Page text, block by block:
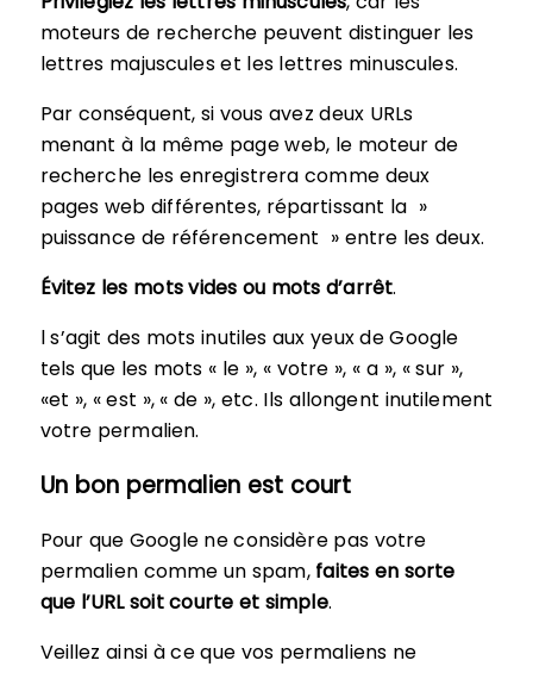
moteurs de recherche peuvent distinguer les
lettres majuscules et les lettres minuscules.
Par conséquent, si vous avez deux URLs
menant à la même page web, le moteur de
recherche les enregistrera comme deux
pages web différentes, répartissant la »
puissance de référencement » entre les deux.
Évitez les mots vides ou mots d’arrêt.
l s’agit des mots inutiles aux yeux de Google
tels que les mots « le », « votre », « a », « sur »,
«et », « est », « de », etc. Ils allongent inutilement
votre permalien.
Un bon permalien est court
Pour que Google ne considère pas votre
permalien comme un spam, faites en sorte
que l’URL soit courte et simple.
Veillez ainsi à ce que vos permaliens ne